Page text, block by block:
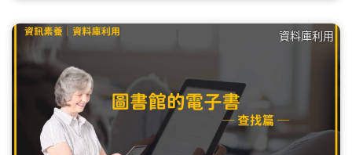
資料庫利用